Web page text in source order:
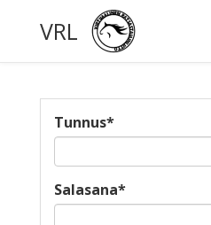
VRL
Tunnus*
Salasana*